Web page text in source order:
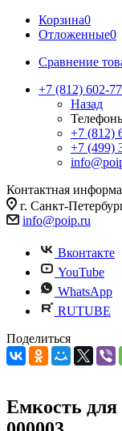
Корзина0
Отложенные0
Сравнение
+7 (812) 602-
Назад
+7 (812)
+7 (499)
Контактная
г. Санкт-
info@poip.ru
Вконтакте
YouTube
WhatsApp
RUTUBE
Поделиться
Емкость